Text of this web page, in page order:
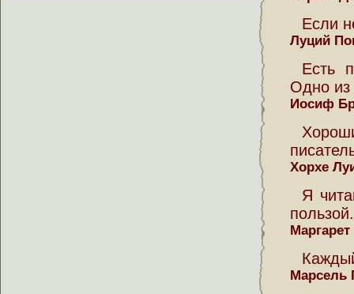
Если
Луций
Есть
Одно из
Иосиф
Хорхе
Я
пользой.
Марсель